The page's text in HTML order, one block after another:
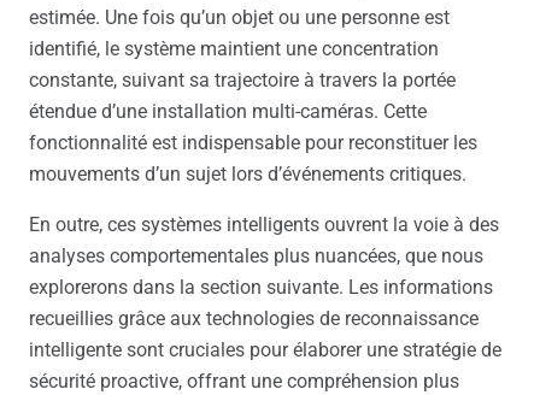
estimée. Une fois qu’un objet ou une personne est
identifié, le système maintient une concentration
constante, suivant sa trajectoire à travers la portée
étendue d’une installation multi-caméras. Cette
fonctionnalité est indispensable pour reconstituer les
mouvements d’un sujet lors d’événements critiques.
En outre, ces systèmes intelligents ouvrent la voie à des
analyses comportementales plus nuancées, que nous
explorerons dans la section suivante. Les informations
recueillies grâce aux technologies de reconnaissance
intelligente sont cruciales pour élaborer une stratégie de
sécurité proactive, offrant une compréhension plus